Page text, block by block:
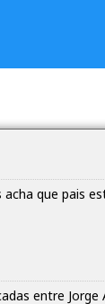
que pais
entre Jorge